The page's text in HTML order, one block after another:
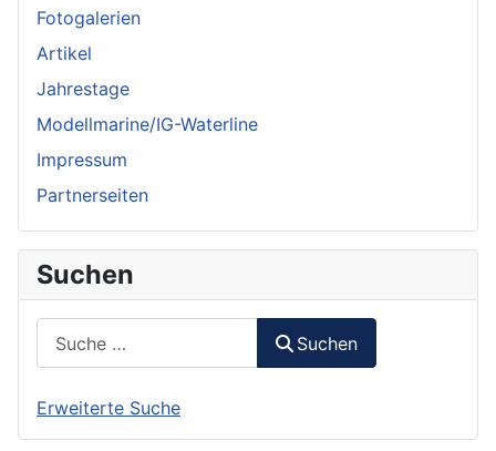
Fotogalerien
Artikel
Jahrestage
Modellmarine/IG-Waterline
Impressum
Partnerseiten
Suchen
Suchen
Erweiterte Suche